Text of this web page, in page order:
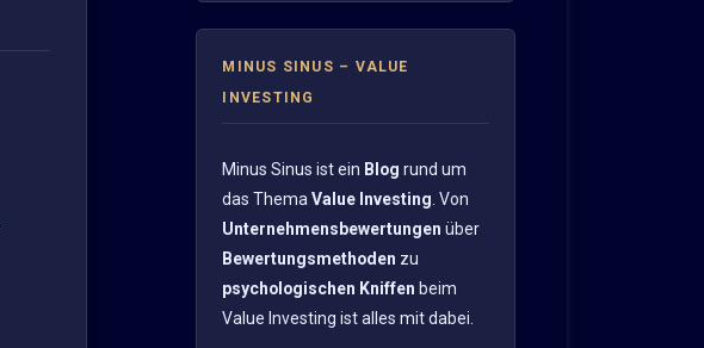
MINUS SINUS – VALUE
INVESTING
Minus Sinus ist ein Blog rund um
das ThemaValue Investing . Von
Unternehmensbewertungen über
Bewertungsmethoden zu
psychologischen Kniffen beim
Value Investing ist alles mit dabei.